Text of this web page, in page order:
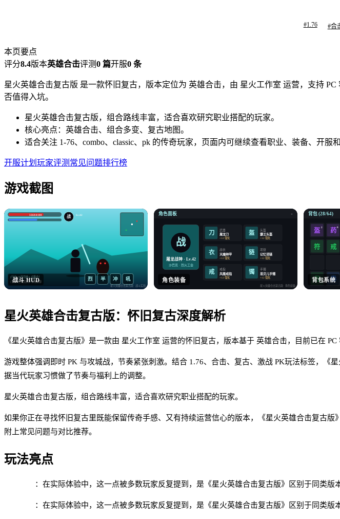
#1.76 #合
本页要点
评分8.4版本英雄合击评测0 篇开服0 条
星火英雄合击复古版 是一款怀旧复古，版本定位为 英雄合击，由 星火工作室 运营，支持
否值得入坑。
星火英雄合击复古版，组合路线丰富，适合喜欢研究职业搭配的玩家。
核心亮点：英雄合击、组合多变、复古地图。
适合关注 1-76、combo、classic、pk 的传奇玩家，页面内可继续查看职业、装备、开服和
开服计划 玩家评测 常见问题排行榜
游戏截图
3260/4180 战 Lv.42
烈 半 冲 吼
[行会] 沙巴克晚 8 点集合！
[世界] 收 屠龙刀，价格私聊
星火英雄合击复古版 · 战斗实拍
战斗 HUD
角色面板 ×
战
屠龙战神 · Lv.42
沙巴克 · 烈火工会
刀
武器
屠龙刀
+12 强化
盔
头盔
霸王头盔
+12 强化
衣
战衣
天魔神甲
+12 强化
链
项链
记忆项链
+12 强化
戒
戒指
凤凰戒指
+12 强化
镯
手镯
思贝儿手镯
+12 强化
星火英雄合击复古版 · 角色装备
角色装备
背包 (28/64)
盔 2 药 9
符 戒
丹 卷
背包系统
星火英雄合击复古版： 怀旧复古深度解析
《星火英雄合击复古版》是一款由 星火工作室 运营的怀旧复古，版本基于 英雄合击，目前已在
游戏整体强调即时 PK 与攻城战，节奏紧张刺激。结合 1.76、合击、复古、激战 PK玩法标签，
据当代玩家习惯做了节奏与福利上的调整。
星火英雄合击复古版，组合路线丰富，适合喜欢研究职业搭配的玩家。
如果你正在寻找怀旧复古里既能保留传奇手感、又有持续运营信心的版本，《星火英雄合击复古
附上常见问题与对比推荐。
玩法亮点
：在实际体验中，这一点被多数玩家反复提到，是《星火英雄合击复古版》区别于同类版
：在实际体验中，这一点被多数玩家反复提到，是《星火英雄合击复古版》区别于同类版